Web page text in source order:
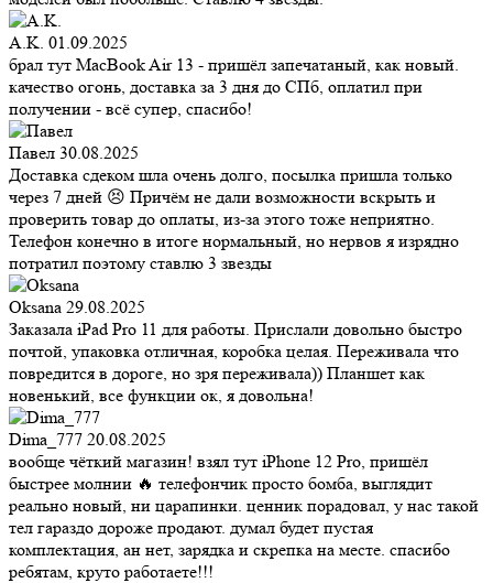
A.K. 01.09.2025
брал тут MacBook Air 13 - пришёл запечатаный, как новый.
качество огонь, доставка за 3 дня до СПб, оплатил при
получении - всё супер, спасибо!
Павел 30.08.2025
Доставка сдеком шла очень долго, посылка пришла только
через 7 дней 😣 Причём не дали возможности вскрыть и
проверить товар до оплаты, из-за этого тоже неприятно.
Телефон конечно в итоге нормальный, но нервов я изрядно
потратил поэтому ставлю 3 звезды
Oksana 29.08.2025
Заказала iPad Pro 11 для работы. Прислали довольно быстро
почтой, упаковка отличная, коробка целая. Переживала что
повредится в дороге, но зря переживала)) Планшет как
новенький, все функции ок, я довольна!
Dima_777 20.08.2025
вообще чёткий магазин! взял тут iPhone 12 Pro, пришёл
быстрее молнии 🔥 телефончик просто бомба, выглядит
реально новый, ни царапинки. ценник порадовал, у нас такой
тел гараздо дороже продают. думал будет пустая
комплектация, ан нет, зарядка и скрепка на месте. спасибо
ребятам, круто работаете!!!